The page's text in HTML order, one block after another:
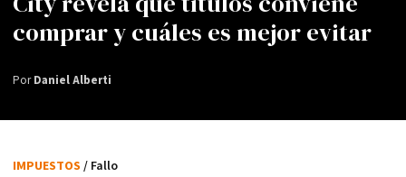
comprar y cuáles es mejor evitar
PorDaniel Alberti
IMPUESTOS / Fallo